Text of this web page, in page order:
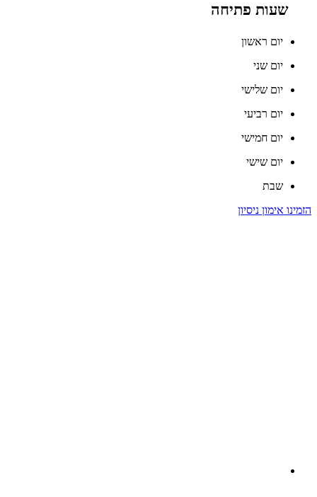
שעות פתיחה
יום ראשון
יום שני
יום שלישי
יום רביעי
יום חמישי
יום שישי
שבת
הזמינו אימון ניסיון